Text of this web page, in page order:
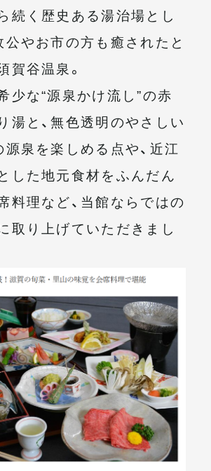
続く歴史ある湯治場とし
公やお市の方も癒されたと
賀谷温泉。
少な“源泉かけ流し”の赤
湯と、無色透明のやさしい
泉を楽しめる点や、近江
した地元食材をふんだん
料理など、当館ならではの
取り上げていただきまし